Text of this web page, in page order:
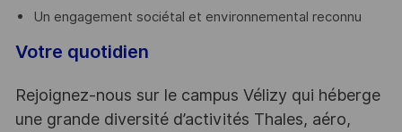
Un engagement sociétal et environnemental reconnu
Votre quotidien
Rejoignez-nous sur le campus Vélizy qui héberge
une grande diversité d’activités Thales, aéro,